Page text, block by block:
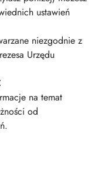
ustawień
niezgodnie z
Urzędu
na temat
od